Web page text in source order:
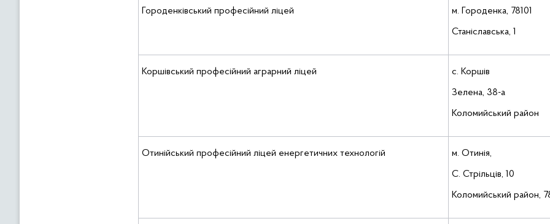
Городенківський професійний ліцей м. Городенка, 78101
Станіславська, 1
Коршівський професійний аграрний ліцей с. Коршів
Зелена, 38-а
Коломийський район
Отинійський професійний ліцей енергетичних технологій м. Отинія,
С. Стрільців, 10
Коломийський район,